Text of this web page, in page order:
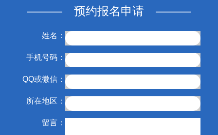
——— 预约报名申请 ———
姓名：
手机号码：
QQ或微信：
所在地区：
留言：